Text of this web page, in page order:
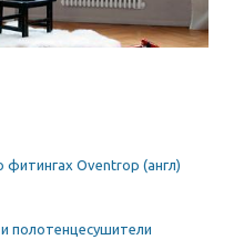
Oventrop (англ)
полотенцесушители